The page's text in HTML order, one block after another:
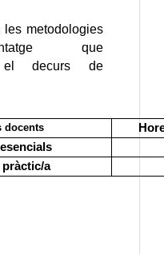
les metodologies
que
el decurs de
docents
pràctic/a